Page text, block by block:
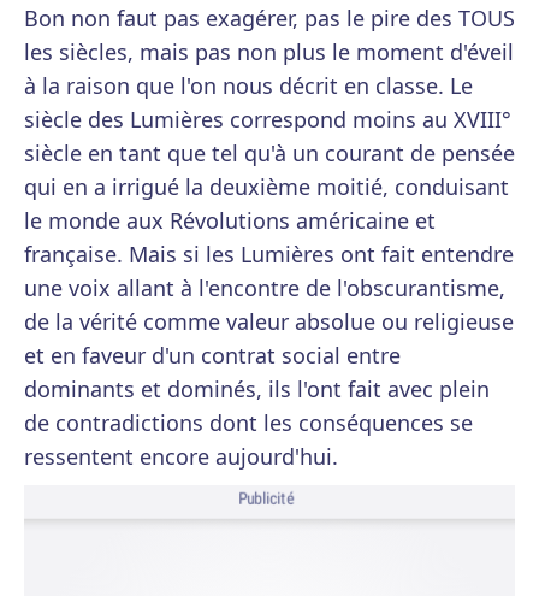
Bon non faut pas exagérer, pas le pire des TOUS
les siècles, mais pas non plus le moment d'éveil
à la raison que l'on nous décrit en classe. Le
siècle des Lumières correspond moins au XVIII°
siècle en tant que tel qu'à un courant de pensée
qui en a irrigué la deuxième moitié, conduisant
le monde aux Révolutions américaine et
française. Mais si les Lumières ont fait entendre
une voix allant à l'encontre de l'obscurantisme,
de la vérité comme valeur absolue ou religieuse
et en faveur d'un contrat social entre
dominants et dominés, ils l'ont fait avec plein
de contradictions dont les conséquences se
ressentent encore aujourd'hui.
Publicité